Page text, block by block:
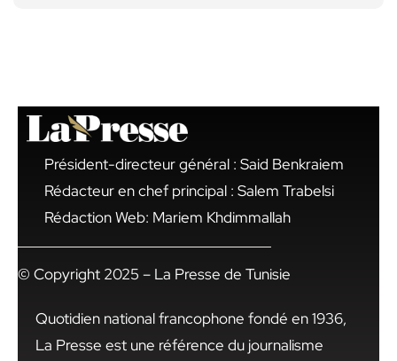
Président-directeur général : Said Benkraiem
Rédacteur en chef principal : Salem Trabelsi
Rédaction Web: Mariem Khdimmallah
© Copyright 2025 – La Presse de Tunisie
Quotidien national francophone fondé en 1936,
La Presse est une référence du journalisme